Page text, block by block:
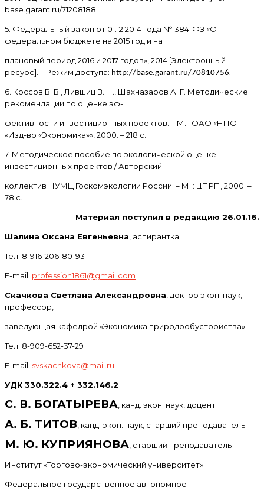
base.garant.ru/71208188.
5. Федеральный закон от 01.12.2014 года № 384-ФЗ «О
федеральном бюджете на 2015 год и на
плановый период 2016 и 2017 годов», 2014 [Электронный
ресурс]. – Режим доступа: http://base.garant.ru/70810756
6. Коссов В. В., Лившиц В. Н., Шахназаров А. Г. Методические
рекомендации по оценке эф-
фективности инвестиционных проектов. – М. : ОАО «НПО
«Изд-во «Экономика»», 2000. – 218 с.
7. Методическое пособие по экологической оценке
инвестиционных проектов / Авторский
коллектив НУМЦ Госкомэкологии России. – М. : ЦПРП, 2000. –
78 с.
Материал поступил в редакцию 26.01.16.
Шалина Оксана Евгеньевна , аспирантка
Тел . 8-916-206-80-93
E-mail: profession1861@gmail.com
Скачкова Светлана Александровна , доктор экон. наук,
профессор,
заведующая кафедрой «Экономика природообустройства»
Тел. 8-909-652-37-29
E-mail: svskachkova@mail.ru
УДК 330.322.4 + 332.146.2
С. В. БОГАТЫРЕВА , канд. экон. наук, доцент
А. Б. ТИТОВ , канд. экон. наук, старший преподаватель
М. Ю. КУПРИЯНОВА , старший преподаватель
Институт «Торгово-экономический университет»
Федеральное государственное автономное